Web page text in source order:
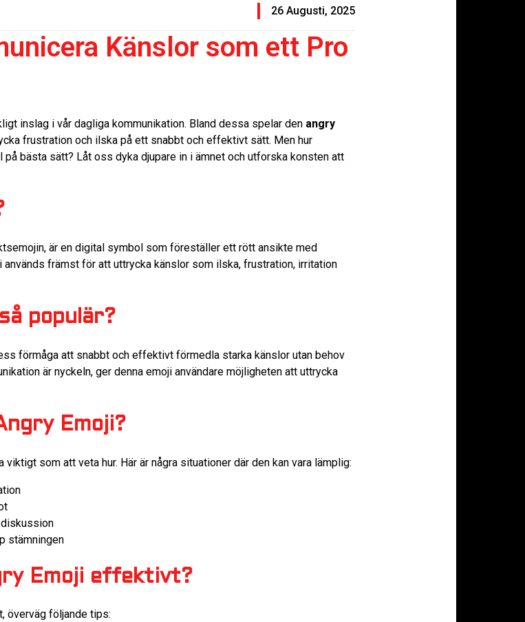
26 Augusti, 2025
Känslor som ett Pro
inslag i vår dagliga kommunikation. Bland dessa spelar den angry
frustration och ilska på ett snabbt och effektivt sätt. Men hur
bästa sätt? Låt oss dyka djupare in i ämnet och utforska konsten att
är en digital symbol som föreställer ett rött ansikte med
används främst för att uttrycka känslor som ilska, frustration, irritation
populär?
förmåga att snabbt och effektivt förmedla starka känslor utan behov
är nyckeln, ger denna emoji användare möjligheten att uttrycka
Emoji?
viktigt som att veta hur. Här är några situationer där den kan vara lämplig:
diskussion
stämningen
Emoji effektivt?
överväg följande tips: